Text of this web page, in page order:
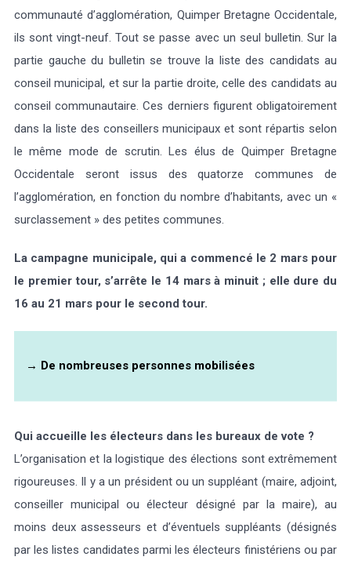
communauté d’agglomération, Quimper Bretagne Occidentale,
ils sont vingt-neuf. Tout se passe avec un seul bulletin. Sur la
partie gauche du bulletin se trouve la liste des candidats au
conseil municipal, et sur la partie droite, celle des candidats au
conseil communautaire. Ces derniers figurent obligatoirement
dans la liste des conseillers municipaux et sont répartis selon
le même mode de scrutin. Les élus de Quimper Bretagne
Occidentale seront issus des quatorze communes de
l’agglomération, en fonction du nombre d’habitants, avec un «
surclassement » des petites communes.
La campagne municipale, qui a commencé le 2 mars pour
le premier tour, s’arrête le 14 mars à minuit ; elle dure du
16 au 21 mars pour le second tour.
→ De nombreuses personnes mobilisées
Qui accueille les électeurs dans les bureaux de vote ?
L’organisation et la logistique des élections sont extrêmement
rigoureuses. Il y a un président ou un suppléant (maire, adjoint,
conseiller municipal ou électeur désigné par la maire), au
moins deux assesseurs et d’éventuels suppléants (désignés
par les listes candidates parmi les électeurs finistériens ou par